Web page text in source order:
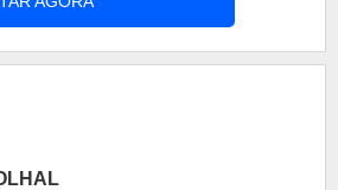
movimentação de cargas
de força, rede elétrica